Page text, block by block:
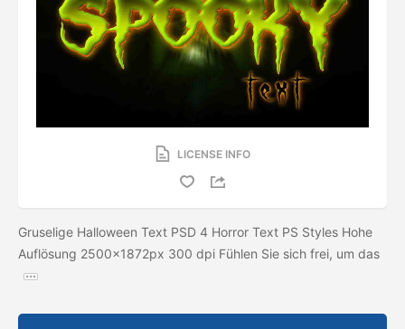
LICENSE INFO
Gruselige Halloween Text PSD 4 Horror Text PS Styles Hohe
Auflösung 2500x1872px 300 dpi Fühlen Sie sich frei, um das